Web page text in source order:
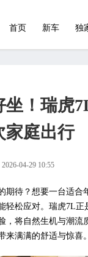
首页 新车 独
！瑞虎
家庭出行
04-29 10:55
期待？想要一台适合
轻松应对。瑞虎7L
，将自然生机与潮流
来满满的舒适与惊喜。